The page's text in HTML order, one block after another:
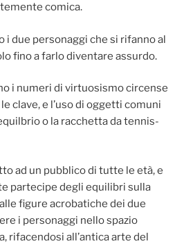
comica.
i due personaggi che si rifanno al
fino a farlo diventare assurdo.
i numeri di virtuosismo circense
clave, e l’uso di oggetti comuni
o la racchetta da tennis-
ad un pubblico di tutte le età, e
partecipe degli equilibri sulla
figure acrobatiche dei due
i personaggi nello spazio
rifacendosi all’antica arte del